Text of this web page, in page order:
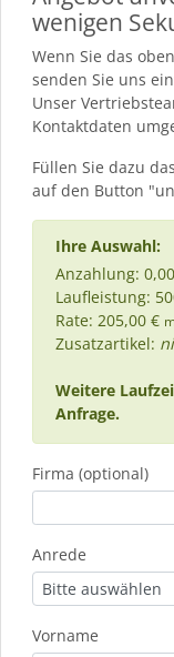
wenigen
Wenn Sie das
senden Sie uns
Unser
Kontaktdaten
Füllen Sie dazu
auf den Button
Ihre Auswahl:
Anzahlung:
Laufleistung:
Rate: 205,00 €
Zusatzartikel:
Weitere
Anfrage.
Firma (optional)
Anrede
Vorname